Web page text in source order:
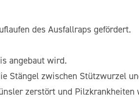
des Ausfallraps gefördert.
angebaut wird.
Stängel zwischen Stützwurzel
zerstört und Pilzkrankheiten